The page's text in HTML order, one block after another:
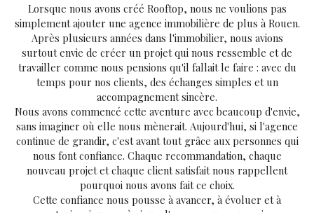
Lorsque nous avons créé Rooftop, nous ne voulions pas
simplement ajouter une agence immobilière de plus à Rouen.
Après plusieurs années dans l'immobilier, nous avions
surtout envie de créer un projet qui nous ressemble et de
travailler comme nous pensions qu'il fallait le faire : avec du
temps pour nos clients, des échanges simples et un
accompagnement sincère.
Nous avons commencé cette aventure avec beaucoup d'envie,
sans imaginer où elle nous mènerait. Aujourd'hui, si l'agence
continue de grandir, c'est avant tout grâce aux personnes qui
nous font confiance. Chaque recommandation, chaque
nouveau projet et chaque client satisfait nous rappellent
pourquoi nous avons fait ce choix.
Cette confiance nous pousse à avancer, à évoluer et à